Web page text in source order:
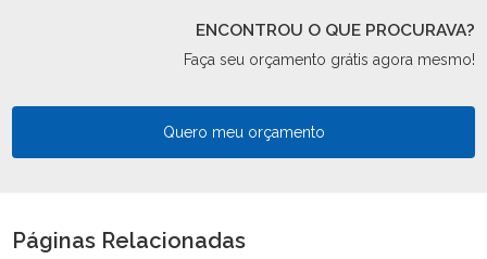
ENCONTROU O QUE PROCURAVA?
Faça seu orçamento grátis agora mesmo!
Quero meu orçamento
Páginas Relacionadas